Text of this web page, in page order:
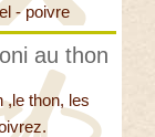
- poivre
au thon
,le thon, les